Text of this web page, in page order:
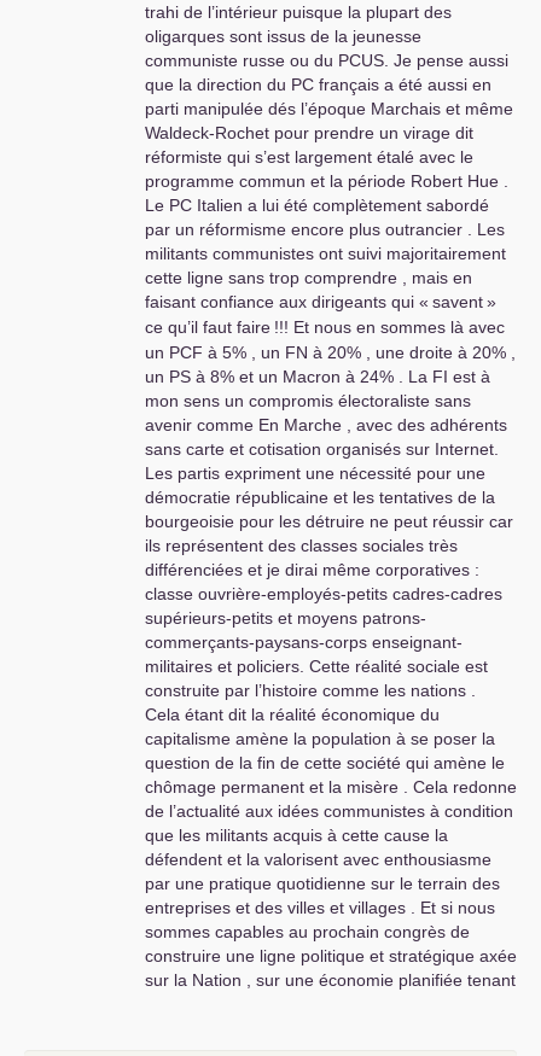
trahi de l’intérieur puisque la plupart des
oligarques sont issus de la jeunesse
communiste russe ou du PCUS . Je pense aussi
que la direction du PC français a été aussi en
parti manipulée dés l’époque Marchais et même
Waldeck-Rochet pour prendre un virage dit
réformiste qui s’est largement étalé avec le
programme commun et la période Robert Hue .
Le PC Italien a lui été complètement sabordé
par un réformisme encore plus outrancier . Les
militants communistes ont suivi majoritairement
cette ligne sans trop comprendre , mais en
faisant confiance aux dirigeants qui « savent»
ce qu’il faut faire !!! Et nous en sommes là avec
un PCF à 5% , un FN à 20% , une droite à 20% ,
un PS à 8% et un Macron à 24% . La FI est à
mon sens un compromis électoraliste sans
avenir comme En Marche , avec des adhérents
sans carte et cotisation organisés sur Internet.
Les partis expriment une nécessité pour une
démocratie républicaine et les tentatives de la
bourgeoisie pour les détruire ne peut réussir car
ils représentent des classes sociales très
différenciées et je dirai même corporatives :
classe ouvrière-employés-petits cadres-cadres
supérieurs-petits et moyens patrons-
commerçants-paysans-corps enseignant-
militaires et policiers. Cette réalité sociale est
construite par l’histoire comme les nations .
Cela étant dit la réalité économique du
capitalisme amène la population à se poser la
question de la fin de cette société qui amène le
chômage permanent et la misère . Cela redonne
de l’actualité aux idées communistes à condition
que les militants acquis à cette cause la
défendent et la valorisent avec enthousiasme
par une pratique quotidienne sur le terrain des
entreprises et des villes et villages . Et si nous
sommes capables au prochain congrès de
construire une ligne politique et stratégique axée
sur la Nation , sur une économie planifiée tenant